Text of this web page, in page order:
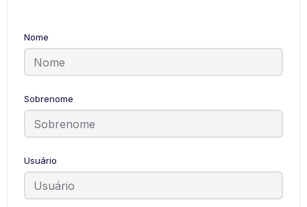
Nome
Sobrenome
Usuário